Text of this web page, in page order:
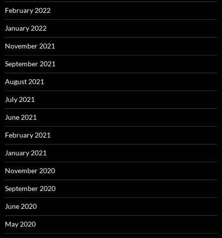
February 2022
January 2022
November 2021
September 2021
August 2021
July 2021
June 2021
February 2021
January 2021
November 2020
September 2020
June 2020
May 2020